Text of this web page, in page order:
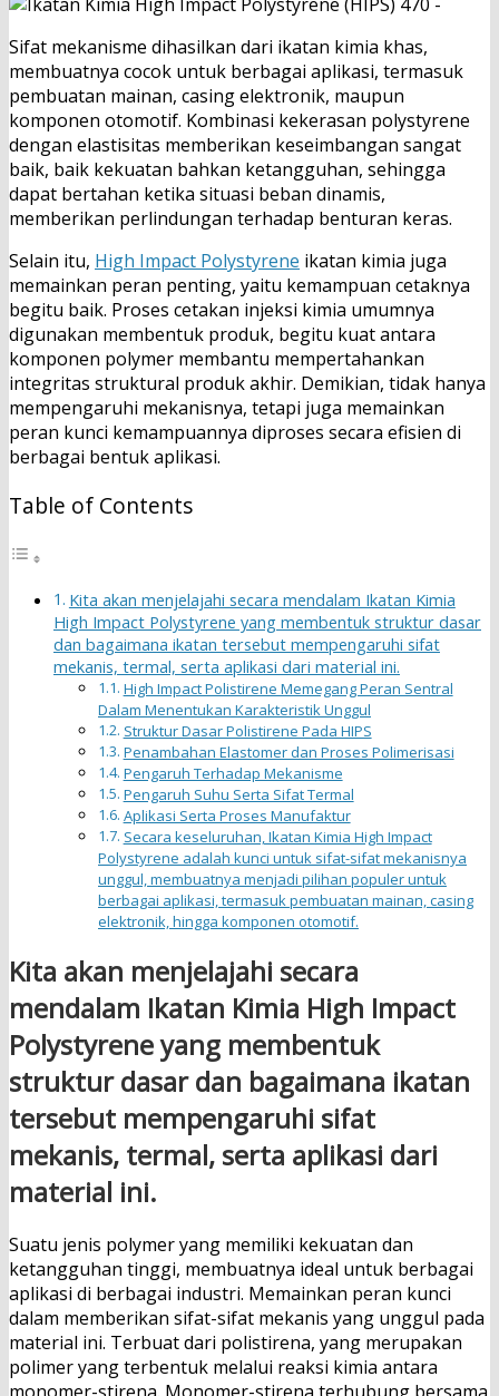
Sifat mekanisme dihasilkan dari ikatan kimia khas,
membuatnya cocok untuk berbagai aplikasi, termasuk
pembuatan mainan, casing elektronik, maupun
komponen otomotif. Kombinasi kekerasan polystyrene
dengan elastisitas memberikan keseimbangan sangat
baik, baik kekuatan bahkan ketangguhan, sehingga
dapat bertahan ketika situasi beban dinamis,
memberikan perlindungan terhadap benturan keras.
Selain itu, High Impact Polystyrene ikatan kimia juga
memainkan peran penting, yaitu kemampuan cetaknya
begitu baik. Proses cetakan injeksi kimia umumnya
digunakan membentuk produk, begitu kuat antara
komponen polymer membantu mempertahankan
integritas struktural produk akhir. Demikian, tidak hanya
mempengaruhi mekanisnya, tetapi juga memainkan
peran kunci kemampuannya diproses secara efisien di
berbagai bentuk aplikasi.
Table of Contents
Kita akan menjelajahi secara mendalam Ikatan Kimia
High Impact Polystyrene yang membentuk struktur dasar
dan bagaimana ikatan tersebut mempengaruhi sifat
mekanis, termal, serta aplikasi dari material ini.
High Impact Polistirene Memegang Peran Sentral
Dalam Menentukan Karakteristik Unggul
Struktur Dasar Polistirene Pada HIPS
Penambahan Elastomer dan Proses Polimerisasi
Pengaruh Terhadap Mekanisme
Pengaruh Suhu Serta Sifat Termal
Aplikasi Serta Proses Manufaktur
Secara keseluruhan, Ikatan Kimia High Impact
Polystyrene adalah kunci untuk sifat-sifat mekanisnya
unggul, membuatnya menjadi pilihan populer untuk
berbagai aplikasi, termasuk pembuatan mainan, casing
elektronik, hingga komponen otomotif.
Kita akan menjelajahi secara
mendalam Ikatan Kimia High Impact
Polystyrene yang membentuk
struktur dasar dan bagaimana ikatan
tersebut mempengaruhi sifat
mekanis, termal, serta aplikasi dari
material ini.
Suatu jenis polymer yang memiliki kekuatan dan
ketangguhan tinggi, membuatnya ideal untuk berbagai
aplikasi di berbagai industri. Memainkan peran kunci
dalam memberikan sifat-sifat mekanis yang unggul pada
material ini. Terbuat dari polistirena, yang merupakan
polimer yang terbentuk melalui reaksi kimia antara